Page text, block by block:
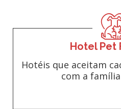
Hotel Pet
Hotéis que aceitam
com a